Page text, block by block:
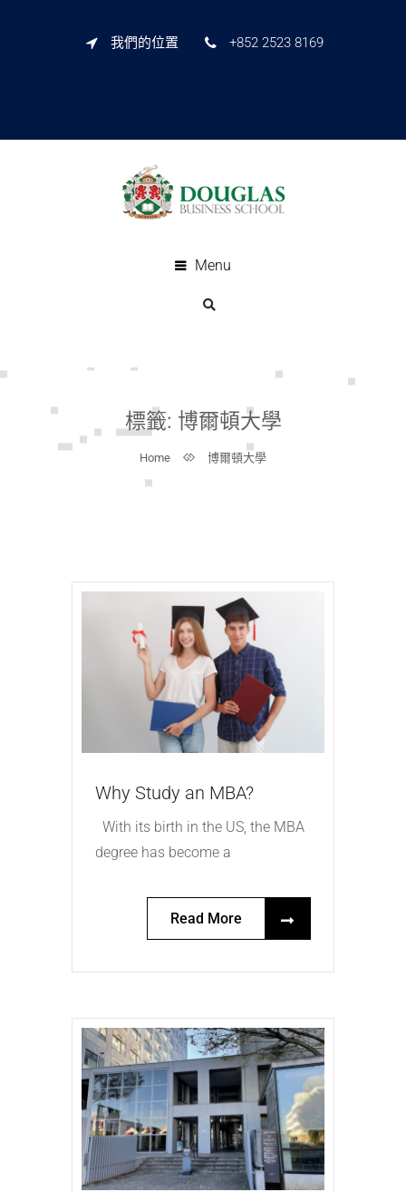
我們的位置 +852 2523 8169
Menu
標籤: 博爾頓大學
Home 博爾頓大學
Why Study an MBA?
With its birth in the US, the MBA
degree has become a
Read More